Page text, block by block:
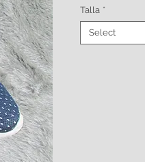
Talla *
Select